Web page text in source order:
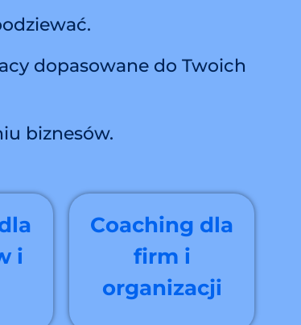
dopasowane do Twoich
biznesów.
i
Coaching dla
firm i
organizacji